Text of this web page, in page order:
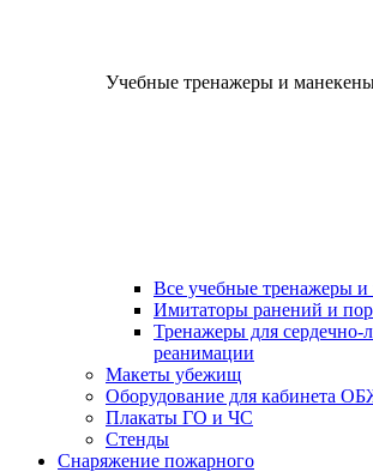
Учебные тренажеры и
Все учебные тренажеры
Имитаторы ранений и
Тренажеры для сердечно-
реанимации
Макеты убежищ
Оборудование для кабинета
Плакаты ГО и ЧС
Стенды
Снаряжение пожарного